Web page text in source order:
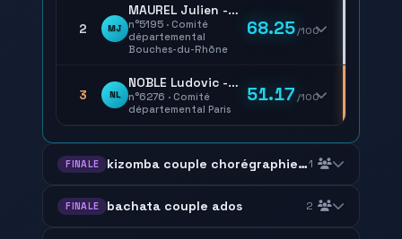
2 MJ
MAUREL Julien - GOMEZ Laura
n°5195 · Comité
départemental
Bouches-du-Rhône
68.25/100
3 NL
NOBLE Ludovic - VARENNES NORA-MARIA
n°6276 · Comité
départemental Paris
51.17 /100
FINALE kizomba couple chorégraphie amateur1
FINALE bachata couple ados 2